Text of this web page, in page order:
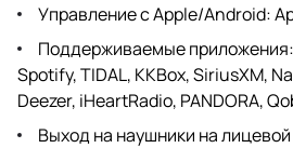
Управление с Apple/Android:
Поддерживаемые
Spotify, TIDAL, KKBox, SiriusXM,
Deezer, iHeartRadio, PANDORA,
Выход на наушники на